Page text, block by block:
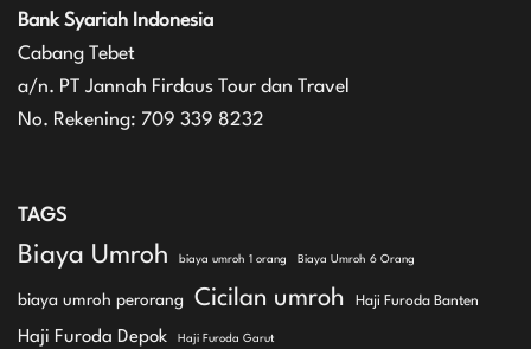
Bank Syariah Indonesia
Cabang Tebet
a/n. PT Jannah Firdaus Tour dan Travel
No. Rekening: 709 339 8232
TAGS
Biaya Umroh biaya umroh 1 orang Biaya Umroh 6 Orang
biaya umroh perorang Cicilan umroh Haji Furoda Banten
Haji Furoda Depok Haji Furoda Garut